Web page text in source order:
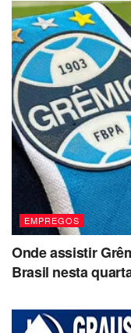
EMPREGOS
Onde assistir
Brasil nesta